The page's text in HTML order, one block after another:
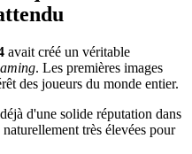
avait créé un véritable
. Les premières images
des joueurs du monde entier.
d'une solide réputation dans
très élevées pour